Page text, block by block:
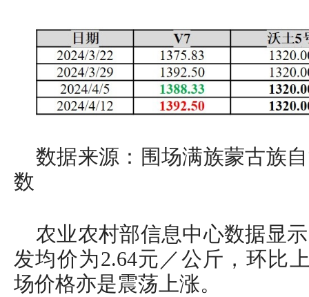
数据来源：围场满族蒙古族
数
农业农村部信息中心数据显
发均价为2.64元／公斤，环比
场价格亦是震荡上涨。